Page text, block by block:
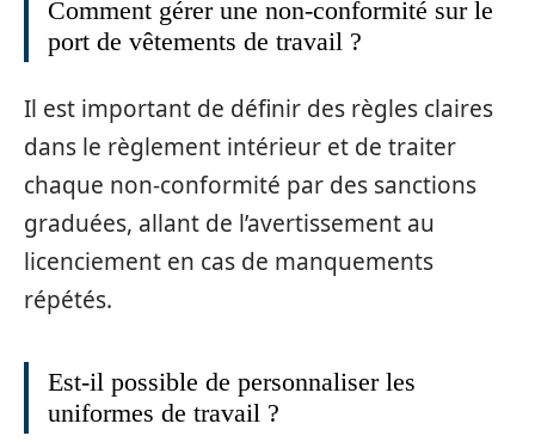
Comment gérer une non-conformité sur le
port de vêtements de travail ?
Il est important de définir des règles claires
dans le règlement intérieur et de traiter
chaque non-conformité par des sanctions
graduées, allant de l’avertissement au
licenciement en cas de manquements
répétés.
Est-il possible de personnaliser les
uniformes de travail ?